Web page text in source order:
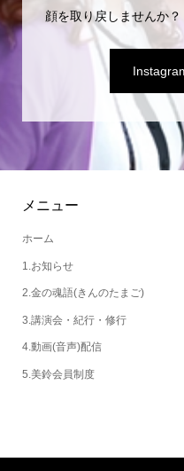
顔を取り戻しませんか？
メニュー
ホーム
1.お知らせ
2.金の魂語(きんのたまご)
3.講演会・紀行・修行
4.動画(音声)配信
5.美鈴会員制度